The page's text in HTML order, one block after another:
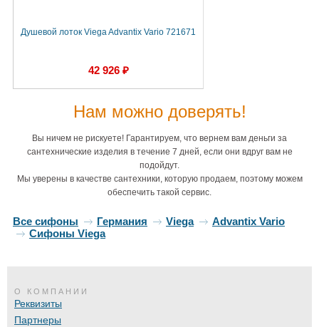
Душевой лоток Viega Advantix Vario 721671
42 926 ₽
Нам можно доверять!
Вы ничем не рискуете! Гарантируем, что вернем вам деньги за
сантехнические изделия в течение 7 дней, если они вдруг вам не
подойдут.
Мы уверены в качестве сантехники, которую продаем, поэтому можем
обеспечить такой сервис.
Все сифоны Германия Viega
Advantix Vario
Сифоны Viega
О КОМПАНИИ
Реквизиты
Партнеры